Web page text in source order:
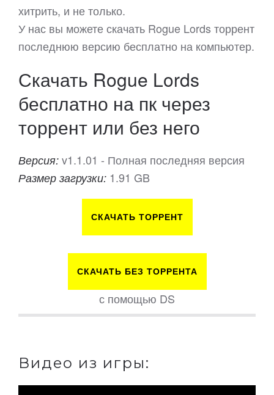
хитрить, и не только.
У нас вы можете скачать Rogue Lords торрент
последнюю версию бесплатно на компьютер.
Скачать Rogue Lords
бесплатно на пк через
торрент или без него
Версия: v1.1.01 - Полная последняя версия
Размер загрузки: 1.91 GB
СКАЧАТЬ ТОРРЕНТ
СКАЧАТЬ БЕЗ ТОРРЕНТА
с помощью DS
Видео из игры: